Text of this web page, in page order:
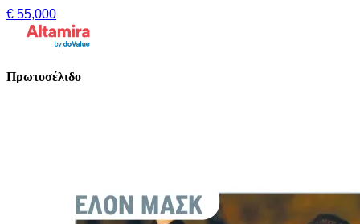
€ 55,000
Πρωτοσέλιδο